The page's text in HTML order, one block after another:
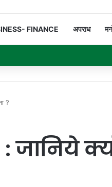
FINANCE अपराध
?
जानिये